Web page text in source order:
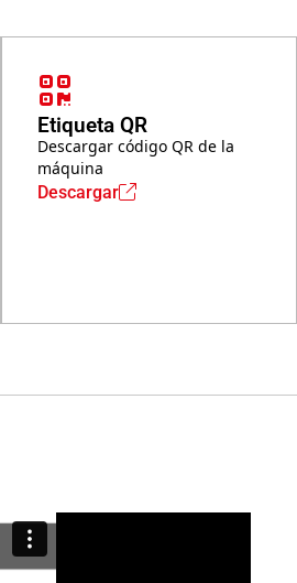
Etiqueta QR
Descargar código QR de la
máquina
Descargar